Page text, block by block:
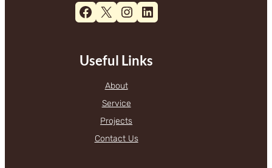
Facebook X Instagram LinkedIn
Useful Links
About
Service
Projects
Contact Us